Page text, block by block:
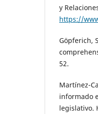
y
https://
Göpferich,
52.
Martínez-
informado
legislativo.